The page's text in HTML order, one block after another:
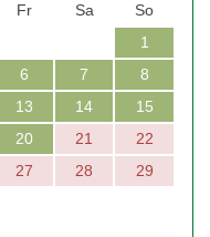
Fr Sa
So
1
6 7
8
13 14
15
20 21
22
27 28
29